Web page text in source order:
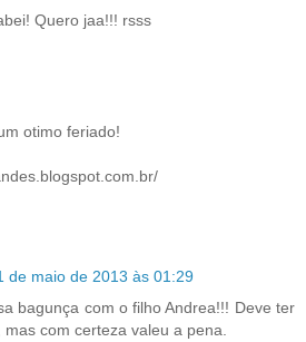
Quero jaa!!! rsss
otimo feriado!
de maio de 2013 às 01:29
bagunça com o filho Andrea!!! Deve ter
com certeza valeu a pena.